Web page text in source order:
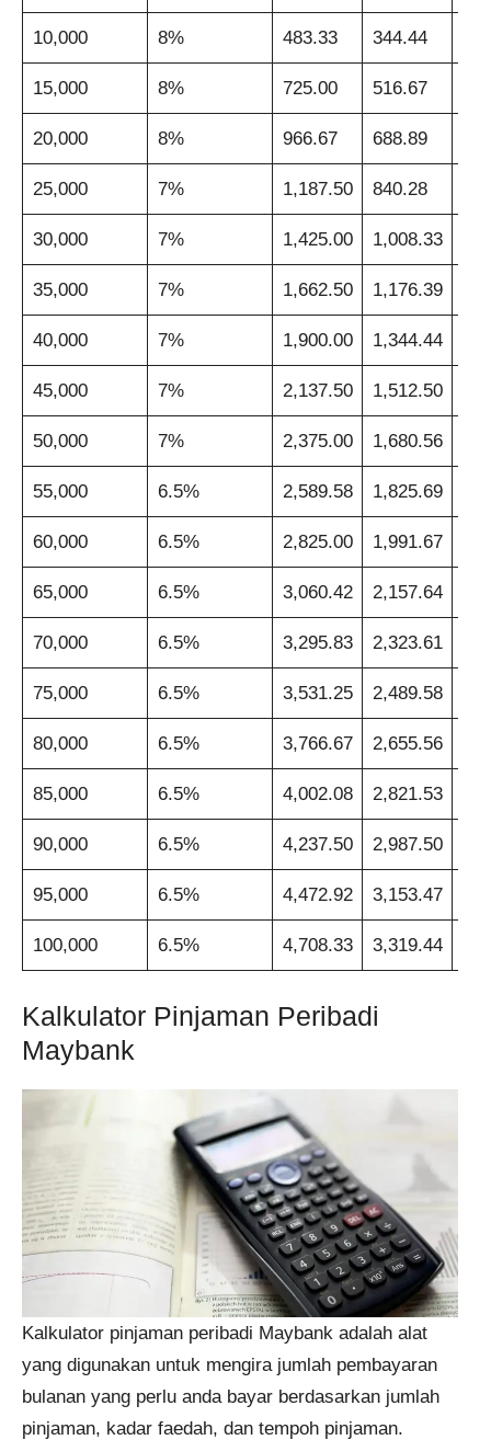
10,000 8% 483.33 344.44
15,000 8% 725.00 516.67
20,000 8% 966.67 688.89
25,000 7% 1,187.50 840.28
30,000 7% 1,425.00 1,008.33
35,000 7% 1,662.50 1,176.39
40,000 7% 1,900.00 1,344.44
45,000 7% 2,137.50 1,512.50
50,000 7% 2,375.00 1,680.56
55,000 6.5% 2,589.58 1,825.69
60,000 6.5% 2,825.00 1,991.67
65,000 6.5% 3,060.42 2,157.64
70,000 6.5% 3,295.83 2,323.61
75,000 6.5% 3,531.25 2,489.58
80,000 6.5% 3,766.67 2,655.56
85,000 6.5% 4,002.08 2,821.53
90,000 6.5% 4,237.50 2,987.50
95,000 6.5% 4,472.92 3,153.47
100,000 6.5% 4,708.33 3,319.44
Kalkulator Pinjaman Peribadi
Maybank
Kalkulator pinjaman peribadi Maybank adalah alat
yang digunakan untuk mengira jumlah pembayaran
bulanan yang perlu anda bayar berdasarkan jumlah
pinjaman, kadar faedah, dan tempoh pinjaman.